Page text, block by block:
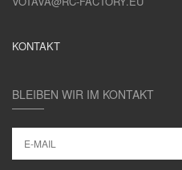
KONTAKT
BLEIBEN WIR IM KONTAKT